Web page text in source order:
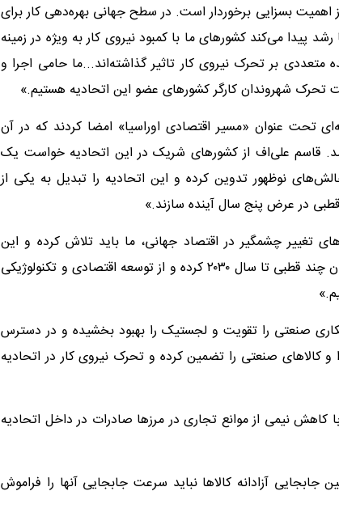
بسزایی برخوردار است. در سطح جهانی بهره‌دهی کار برای
می‌کند کشورهای ما با کمبود نیروی کار به ویژه در زمینه
بر تحرک نیروی کار تاثیر گذاشته‌اند...ما حامی اجرا و
تحرک شهروندان کارگر کشورهای عضو این اتحادیه هستیم.»
بیانیه‌ای تحت عنوان «مسیر اقتصادی اوراسیا» امضا کردند که در آن
اقتصادی برای سال ۲۰۳۰ تشریح شد. قاسم علی‌اف از کشورهای شریک در این اتحادیه خواست یک
نوظهور تدوین کرده و این اتحادیه را تبدیل به یکی از
در عرض پنج سال آینده سازند.»
تغییر چشمگیر در اقتصاد جهانی، ما باید تلاش کرده و این
اتحادیه را بدل به یک قطب توسعه هماهنگ در یک جهان چند قطبی تا سال ۲۰۳۰ کرده و از توسعه اقتصادی و تکنولوژیکی
صنعتی را تقویت و لجستیک را بهبود بخشیده و در دسترس
کالاهای صنعتی را تضمین کرده و تحرک نیروی کار در اتحادیه
نیمی از موانع تجاری در مرزها صادرات در داخل اتحادیه
آزادانه کالاها نباید سرعت جابجایی آنها را فراموش